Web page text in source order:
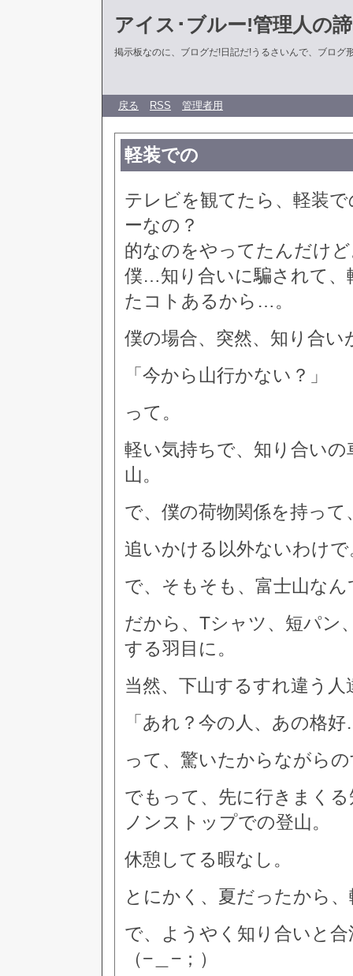
アイス･ブルー!管理人の
掲示板なのに、ブログだ!日記だ!うるさいんで、ブログ
戻る RSS 管理者用
軽装での
テレビを観てたら、軽装
ーなの？
的なのをやってたんだけ
僕…知り合いに騙されて、
たコトあるから…。
僕の場合、突然、知り合い
「今から山行かない？」
って。
軽い気持ちで、知り合い
山。
で、僕の荷物関係を持っ
追いかける以外ないわけで
で、そもそも、富士山な
だから、Tシャツ、短パ
する羽目に。
当然、下山するすれ違う人
「あれ？今の人、あの格
って、驚いたからながら
でもって、先に行きまく
ノンストップでの登山。
休憩してる暇なし。
とにかく、夏だったから
で、ようやく知り合いと
（−＿−；）